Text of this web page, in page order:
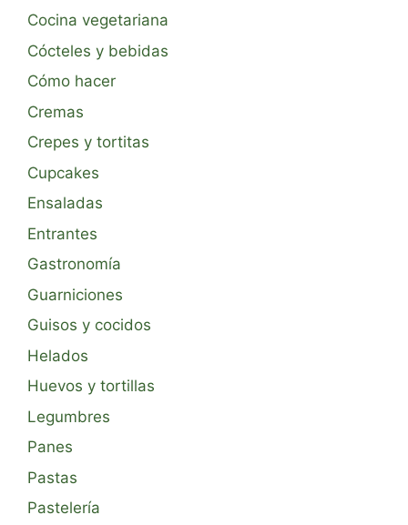
Cocina vegetariana
Cócteles y bebidas
Cómo hacer
Cremas
Crepes y tortitas
Cupcakes
Ensaladas
Entrantes
Gastronomía
Guarniciones
Guisos y cocidos
Helados
Huevos y tortillas
Legumbres
Panes
Pastas
Pastelería